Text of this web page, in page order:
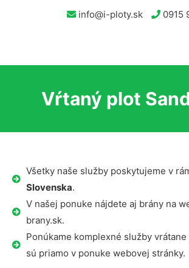
info@i-ploty.sk 0915
Vŕtaný plot
Všetky naše služby poskytujeme v
Slovenska.
V našej ponuke nájdete aj brány na
brany.sk.
Ponúkame komplexné služby
sú priamo v ponuke webovej stránky.